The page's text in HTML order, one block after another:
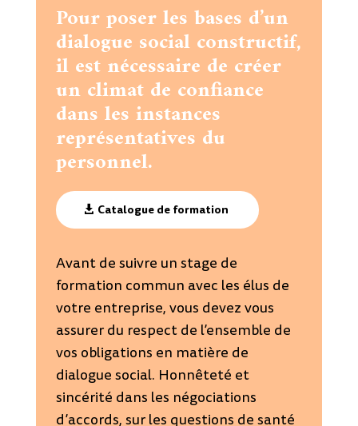
Pour poser les bases d’un
dialogue social constructif,
il est nécessaire de créer
un climat de confiance
dans les instances
représentatives du
personnel.
Catalogue de formation
Avant de suivre un stage de
formation commun avec les élus de
votre entreprise, vous devez vous
assurer du respect de l’ensemble de
vos obligations en matière de
dialogue social. Honnêteté et
sincérité dans les négociations
d’accords, sur les questions de santé